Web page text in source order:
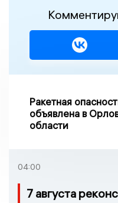
Ракетная
объявлена в
области
04:00
7 августа